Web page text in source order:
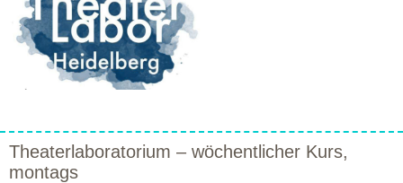
Theaterlaboratorium – wöchentlicher Kurs,
montags